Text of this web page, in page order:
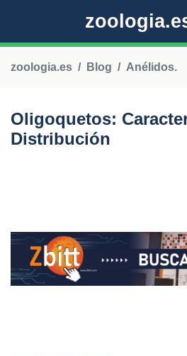
zoologia.es Blog Anélidos.
Oligoquetos:
Distribución